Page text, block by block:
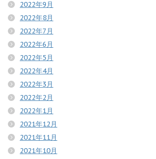
2022年9月
2022年8月
2022年7月
2022年6月
2022年5月
2022年4月
2022年3月
2022年2月
2022年1月
2021年12月
2021年11月
2021年10月